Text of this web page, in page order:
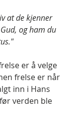
at de kjenner
og ham du
er å velge
frelse er når
inn i Hans
verden ble